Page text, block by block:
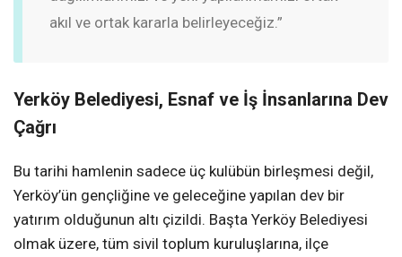
akıl ve ortak kararla belirleyeceğiz.”
Yerköy Belediyesi, Esnaf ve İş İnsanlarına Dev
Çağrı
Bu tarihi hamlenin sadece üç kulübün birleşmesi değil,
Yerköy’ün gençliğine ve geleceğine yapılan dev bir
yatırım olduğunun altı çizildi. Başta Yerköy Belediyesi
olmak üzere, tüm sivil toplum kuruluşlarına, ilçe